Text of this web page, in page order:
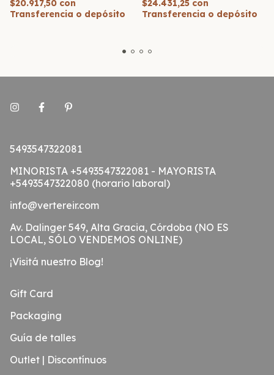
$20.917,50 con
Transferencia o depósito
$24.431,25 con
Transferencia o depósito
5493547322081
MINORISTA +5493547322081 - MAYORISTA
+5493547322080 (horario laboral)
info@vertereir.com
Av. Dalinger 549, Alta Gracia, Córdoba (NO ES
LOCAL, SÓLO VENDEMOS ONLINE)
¡Visitá nuestro Blog!
Gift Card
Packaging
Guía de talles
Outlet | Discontínuos